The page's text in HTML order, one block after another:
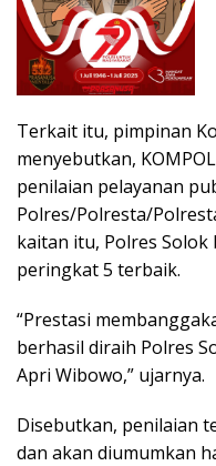
Terkait itu, pimpinan
menyebutkan,
penilaian pelayanan
Polres/Polresta/
kaitan itu, Polres
peringkat 5 terbaik.
“Prestasi
berhasil diraih Polres
Apri Wibowo,” ujarnya.
Disebutkan, penilaian
dan akan diumumkan